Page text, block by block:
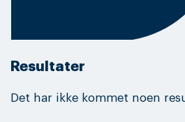
Resultater
Det har ikke kommet noen